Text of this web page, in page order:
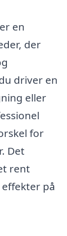
en
der
driver en
eller
for
Det
rent
på